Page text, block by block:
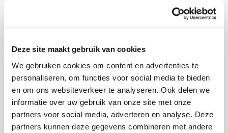
Deze site maakt gebruik van cookies
We gebruiken cookies om content en advertenties te
personaliseren, om functies voor social media te bieden
en om ons websiteverkeer te analyseren. Ook delen we
informatie over uw gebruik van onze site met onze
partners voor social media, adverteren en analyse. Deze
partners kunnen deze gegevens combineren met andere
Geen antwoord gevonden op je vraag? Zo kun je contact
opnemen
info@hetperron.nl
Stel je vraag per mail